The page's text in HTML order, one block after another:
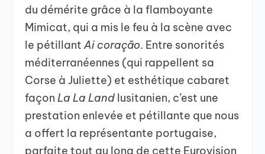
du démérite grâce à la flamboyante
Mimicat, qui a mis le feu à la scène avec
le pétillantAi coração. Entre sonorités
méditerranéennes (qui rappellent sa
Corse à Juliette) et esthétique cabaret
façonLa La Land lusitanien, c’est une
prestation enlevée et pétillante que nous
a offert la représentante portugaise,
parfaite tout au long de cette Eurovision